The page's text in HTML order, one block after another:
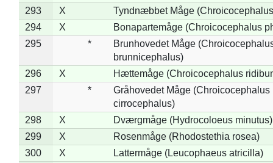
293
X
Tyndnæbbet Måge
294
X
Bonapartemåge (Chroicocephalus
295
*
Brunhovedet Måge
brunnicephalus)
296
X
Hættemåge (Chroicocephalus
297
*
Gråhovedet Måge (Chroicocephalus
cirrocephalus)
298
X
Dværgmåge (Hydrocoloeus minutus)
299
X
Rosenmåge (Rhodostethia rosea)
300
X
Lattermåge (Leucophaeus atricilla)